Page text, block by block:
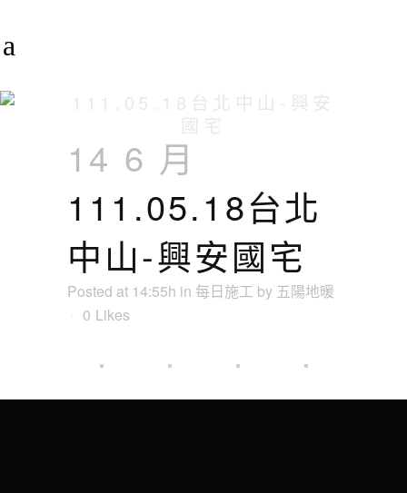
14 6 月
111.05.18台北
中山-興安國宅
Posted at 14:55h in 每日施工 by 五陽地暖
0 Likes